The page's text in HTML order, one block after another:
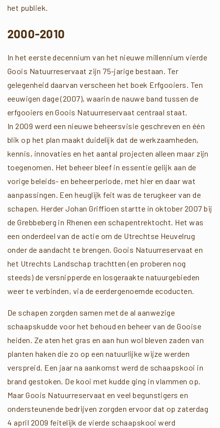
het publiek.
2000-2010
In het eerste decennium van het nieuwe millennium vierde
Goois Natuurreservaat zijn 75-jarige bestaan. Ter
gelegenheid daarvan verscheen het boek Erfgooiers. Ten
eeuwigen dage (2007), waarin de nauwe band tussen de
erfgooiers en Goois Natuurreservaat centraal staat.
In 2009 werd een nieuwe beheersvisie geschreven en één
blik op het plan maakt duidelijk dat de werkzaamheden,
kennis, innovaties en het aantal projecten alleen maar zijn
toegenomen. Het beheer bleef in essentie gelijk aan de
vorige beleids- en beheerperiode, met hier en daar wat
aanpassingen. Een heuglijk feit was de terugkeer van de
schapen. Herder Johan Griffioen startte in oktober 2007 bij
de Grebbeberg in Rhenen een schapentrektocht. Het was
een onderdeel van de actie om de Utrechtse Heuvelrug
onder de aandacht te brengen. Goois Natuurreservaat en
het Utrechts Landschap trachtten (en proberen nog
steeds) de versnipperde en losgeraakte natuurgebieden
weer te verbinden, via de eerdergenoemde ecoducten.
De schapen zorgden samen met de al aanwezige
schaapskudde voor het behoud en beheer van de Gooise
heiden. Ze aten het gras en aan hun wol bleven zaden van
planten haken die zo op een natuurlijke wijze werden
verspreid. Een jaar na aankomst werd de schaapskooi in
brand gestoken. De kooi met kudde ging in vlammen op.
Maar Goois Natuurreservaat en veel begunstigers en
ondersteunende bedrijven zorgden ervoor dat op zaterdag
4 april 2009 feitelijk de vierde schaapskooi werd